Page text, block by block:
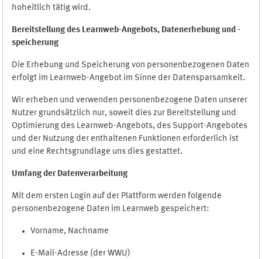
hoheitlich tätig wird.
Bereitstellung des Learnweb-Angebots, Datenerhebung und -
speicherung
Die Erhebung und Speicherung von personenbezogenen Daten
erfolgt im Learnweb-Angebot im Sinne der Datensparsamkeit.
Wir erheben und verwenden personenbezogene Daten unserer
Nutzer grundsätzlich nur, soweit dies zur Bereitstellung und
Optimierung des Learnweb-Angebots, des Support-Angebotes
und der Nutzung der enthaltenen Funktionen erforderlich ist
und eine Rechtsgrundlage uns dies gestattet.
Umfang der Datenverarbeitung
Mit dem ersten Login auf der Plattform werden folgende
personenbezogene Daten im Learnweb gespeichert:
Vorname, Nachname
E-Mail-Adresse (der WWU)